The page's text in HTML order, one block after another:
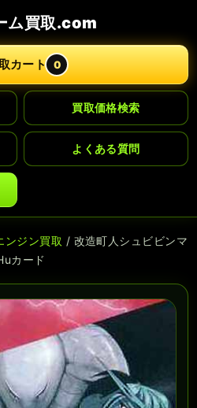
ム買取.com
カート 0
買取価格検索
よくある質問
ンジン買取 / 改造町人シュビビンマ
カード